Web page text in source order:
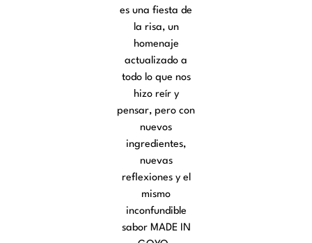
Aceptar
Denegar
Ver preferencias
Política de cookies Política de privacidad
es una fiesta de
la risa, un
homenaje
actualizado a
todo lo que nos
hizo reír y
pensar, pero con
nuevos
ingredientes,
nuevas
reflexiones y el
mismo
inconfundible
sabor MADE IN